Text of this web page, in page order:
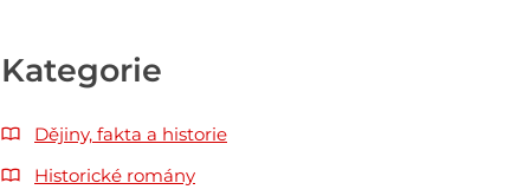
Kategorie
Dějiny, fakta a historie
Historické romány